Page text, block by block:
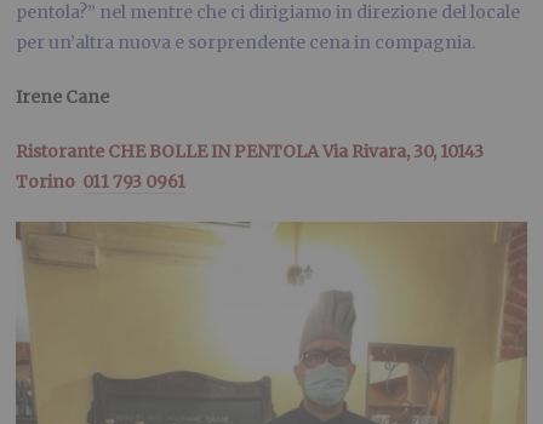
pentola?” nel mentre che ci dirigiamo in direzione del locale
per un’altra nuova e sorprendente cena in compagnia.
Irene Cane
Ristorante CHE BOLLE IN PENTOLA Via Rivara, 30, 10143
Torino 011 793 0961